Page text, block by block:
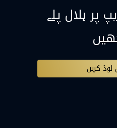
پر ہلال پلے
لوڈ کریں